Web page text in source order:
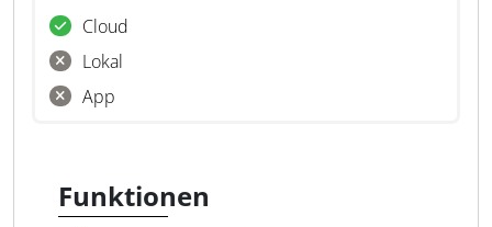
Cloud
Lokal
App
Funktionen